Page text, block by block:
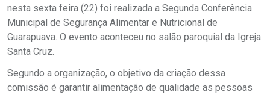
nesta sexta feira (22) foi realizada a Segunda Conferência
Municipal de Segurança Alimentar e Nutricional de
Guarapuava. O evento aconteceu no salão paroquial da Igreja
Santa Cruz.
Segundo a organização, o objetivo da criação dessa
comissão é garantir alimentação de qualidade as pessoas